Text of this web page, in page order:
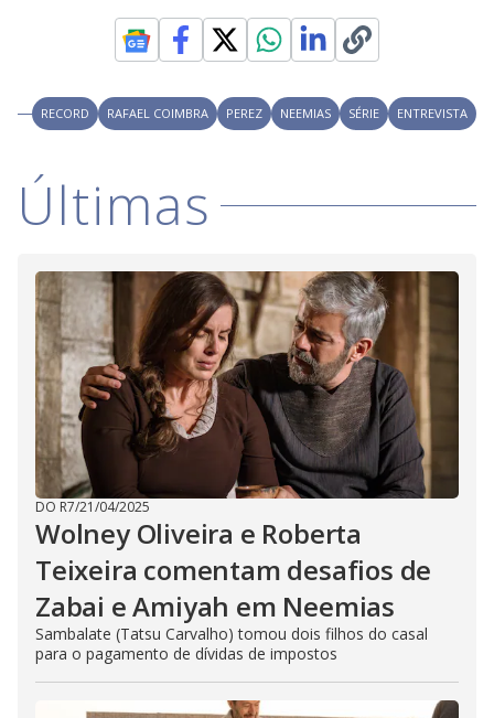
RECORD RAFAEL COIMBRA PEREZ NEEMIAS SÉRIE ENTREVISTA
Últimas
DO R7/21/04/2025
Wolney Oliveira e Roberta
Teixeira comentam desafios de
Zabai e Amiyah em Neemias
Sambalate (Tatsu Carvalho) tomou dois filhos do casal
para o pagamento de dívidas de impostos